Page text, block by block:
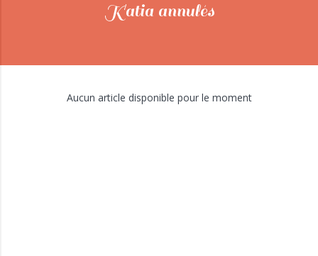
Katia annulés
Aucun article disponible pour le moment